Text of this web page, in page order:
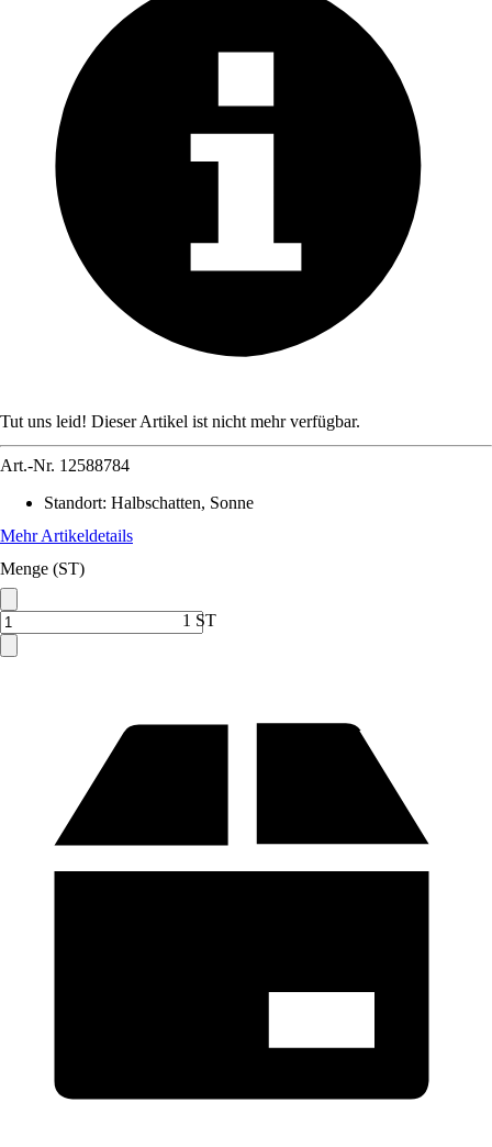
Tut uns leid! Dieser Artikel ist nicht mehr verfügbar.
Art.-Nr. 12588784
Standort: Halbschatten, Sonne
Mehr Artikeldetails
Menge (ST)
1 ST